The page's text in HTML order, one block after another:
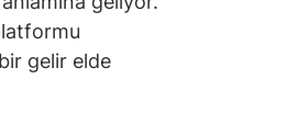
gelir elde